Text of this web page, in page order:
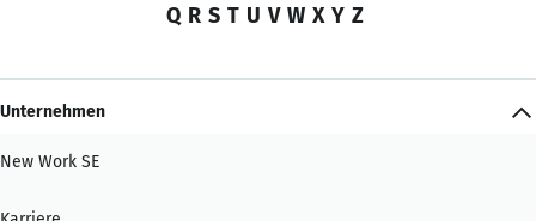
Q R S T U V W X Y Z
Unternehmen
New Work SE